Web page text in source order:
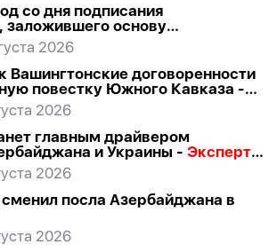
со дня подписания
основу
партнерства Азербайджана и
2026
Вашингтонские договоренности
повестку Южного Кавказа -
2026
главным драйвером
и Украины - Эксперт о
в Киев
2026
посла Азербайджана в
2026